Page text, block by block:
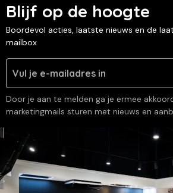
Blijf op de hoogte
Boordevol acties, laatste nieuws en de
mailbox
Door je aan te melden ga je ermee
marketingmails sturen met nieuws en